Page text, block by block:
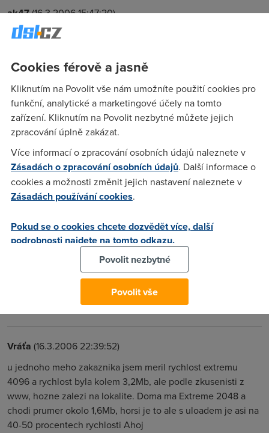
ak47(16.3.2006 15:47:20)
Chtěl bych si dát toto připojení, jak to vypadá s rychlostí při
Anonym(16.3.2006 19:58:08)
Nijak nemám to
Anonym(16.3.2006 21:30:31)
Ja mam 2048/512 Extreme a jede to tak 600Kbps :D Btw,
prisle mi dopis ze mi zmenili tu sluzbu a taky tam je psano
neco malo o protcolu PPPoE .. Mám si to v modemu
nemuzou .. Takze kdyz to mam na A tak to tak zatim necham
(16.3.2006 21:31:28)
sry 2048/256 :D ve skutecnosti 600/100 a jen agregaci to
Vráťa (16.3.2006 22:39:52)
u jednoho meho zakaznika jsem meril rychlost extremu
4096 a rychlost byla kolem 3,2Mb, ale podle zkusenisti z
www, hozne zalezi na lokalite. Doma ma Extreme 2048 a
chodi prumer okolo 1,6Mb, horsi je to ale s uloadem je asi na
40-50 procentech rychlosti Ahoj
Cookies férově a jasně
Kliknutím na Povolit vše nám umožníte použití cookies pro
funkční, analytické a marketingové účely na tomto
zařízení. Kliknutím na Povolit nezbytné můžete jejich
zpracování úplně zakázat.
Více informací o zpracování osobních údajů naleznete v
Zásadách o zpracování osobních údajů. Další informace o
cookies a možnosti změnit jejich nastavení naleznete v
Zásadách používání cookies.
Pokud se o cookies chcete dozvědět více, další
podrobnosti najdete na tomto odkazu.
Povolit nezbytné
Povolit vše